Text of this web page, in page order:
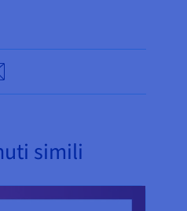
Send by email
simili